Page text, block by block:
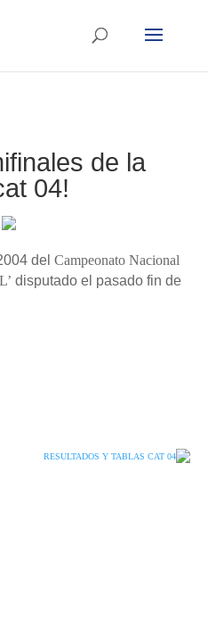
de la
04!
del Campeonato Nacional
disputado el pasado fin de
RESULTADOS Y TABLAS CAT 04